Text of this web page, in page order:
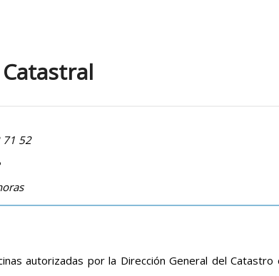
71 52
autorizadas por la Dirección General del Catastro